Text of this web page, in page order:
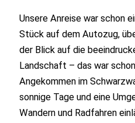
Unsere Anreise war schon
Stück auf dem Autozug,
der Blick auf die
Landschaft – das war
Angekommen im
sonnige Tage und eine
Wandern und Radfahren